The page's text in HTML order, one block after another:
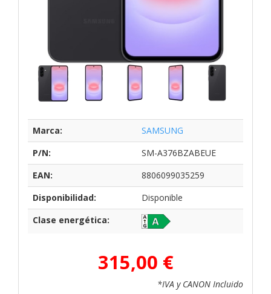
Marca:
SAMSUNG
P/N:
SM-A376BZABEUE
EAN:
8806099035259
Disponibilidad:
Disponible
Clase energética:
315,00 €
*IVA y CANON Incluido